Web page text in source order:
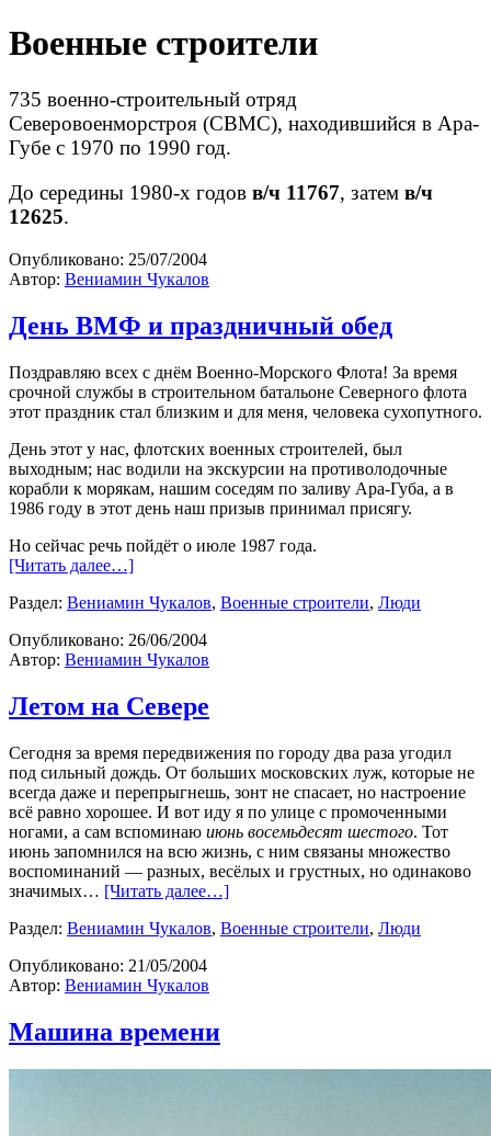
Военные строители
735 военно-строительный отряд
Северовоенморстроя (СВМС), находившийся в Ара-
Губе с 1970 по 1990 год.
До середины 1980-х годов в/ч 11767, затем в/ч
12625.
Опубликовано: 25/07/2004
Автор: Вениамин Чукалов
День ВМФ и праздничный обед
Поздравляю всех с днём Военно-Морского Флота! За время
срочной службы в строительном батальоне Северного флота
этот праздник стал близким и для меня, человека сухопутного.
День этот у нас, флотских военных строителей, был
выходным; нас водили на экскурсии на противолодочные
корабли к морякам, нашим соседям по заливу Ара-Губа, а в
1986 году в этот день наш призыв принимал присягу.
Но сейчас речь пойдёт о июле 1987 года.
[Читать далее…]
Раздел: Вениамин Чукалов, Военные строители, Люди
Опубликовано: 26/06/2004
Автор: Вениамин Чукалов
Летом на Севере
Сегодня за время передвижения по городу два раза угодил
под сильный дождь. От больших московских луж, которые не
всегда даже и перепрыгнешь, зонт не спасает, но настроение
всё равно хорошее. И вот иду я по улице с промоченными
ногами, а сам вспоминаю июнь восемьдесят шестого. Тот
июнь запомнился на всю жизнь, с ним связаны множество
воспоминаний — разных, весёлых и грустных, но одинаково
значимых… [Читать далее…]
Раздел: Вениамин Чукалов, Военные строители, Люди
Опубликовано: 21/05/2004
Автор: Вениамин Чукалов
Машина времени